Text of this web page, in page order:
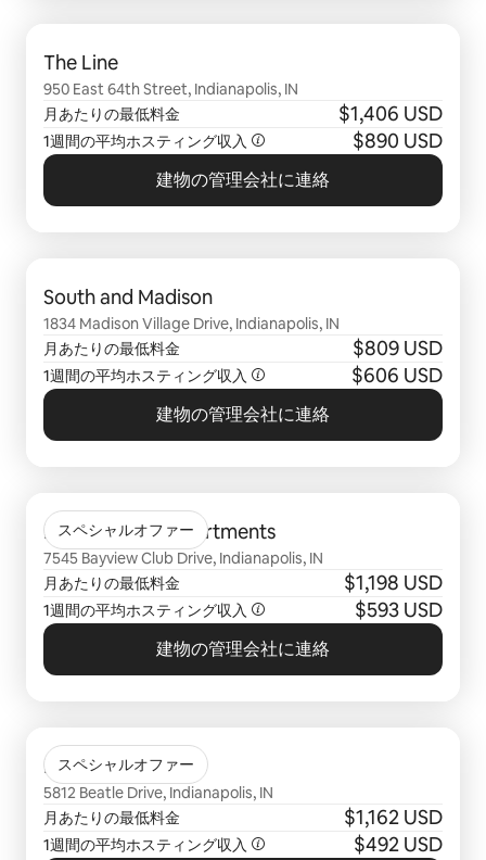
The Line
950 East 64th Street, Indianapolis, IN
月あたりの最低料金
$1,406 USD
1週間の平均ホスティング収入 $890 USD
建物の管理会社に連絡
South and Madison
1834 Madison Village Drive, Indianapolis, IN
月あたりの最低料金
$809 USD
1週間の平均ホスティング収入 $606 USD
建物の管理会社に連絡
スペシャルオファー
Bayview Club Apartments
7545 Bayview Club Drive, Indianapolis, IN
月あたりの最低料金
$1,198 USD
1週間の平均ホスティング収入 $593 USD
建物の管理会社に連絡
スペシャルオファー
Harrison Place
5812 Beatle Drive, Indianapolis, IN
月あたりの最低料金
$1,162 USD
1週間の平均ホスティング収入 $492 USD